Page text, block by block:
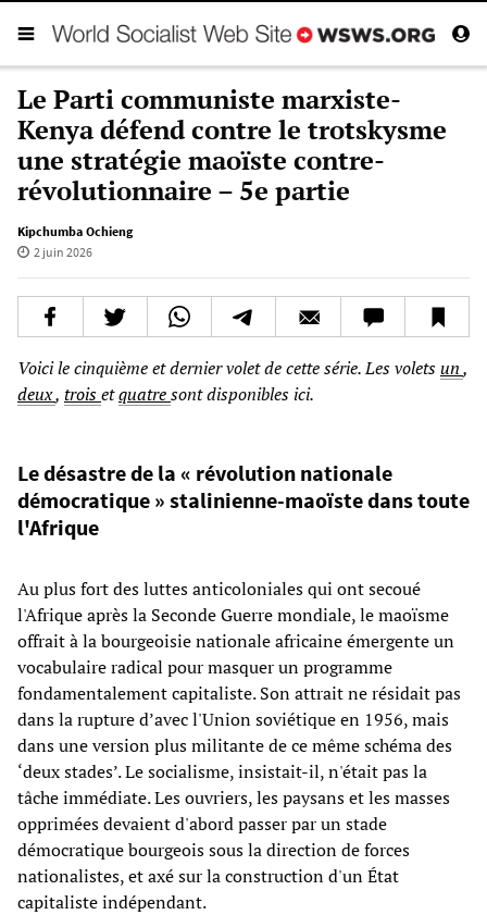
Le Parti communiste marxiste-
Kenya défend contre le trotskysme
une stratégie maoïste contre-
révolutionnaire – 5e partie
Kipchumba Ochieng
2 juin 2026
Voici le cinquième et dernier volet de cette série. Les voletsun,
deux, troisetquatresont disponibles ici.
Le désastre de la « révolution nationale
démocratique » stalinienne-maoïste dans toute
l'Afrique
Au plus fort des luttes anticoloniales qui ont secoué
l'Afrique après la Seconde Guerre mondiale, le maoïsme
offrait à la bourgeoisie nationale africaine émergente un
vocabulaire radical pour masquer un programme
fondamentalement capitaliste. Son attrait ne résidait pas
dans la rupture d’avec l'Union soviétique en 1956, mais
dans une version plus militante de ce même schéma des
‘deux stades’. Le socialisme, insistait-il, n'était pas la
tâche immédiate. Les ouvriers, les paysans et les masses
opprimées devaient d'abord passer par un stade
démocratique bourgeois sous la direction de forces
nationalistes, et axé sur la construction d'un État
capitaliste indépendant.